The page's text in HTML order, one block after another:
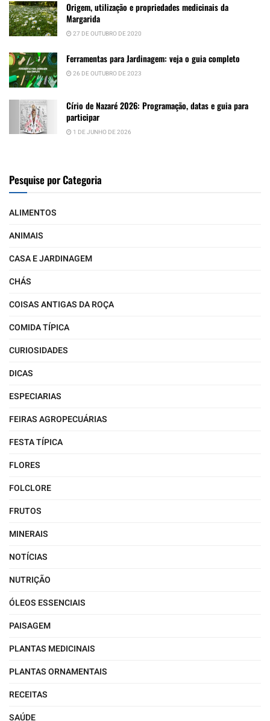
Origem, utilização e propriedades medicinais da
Margarida
27 DE OUTUBRO DE 2020
Ferramentas para Jardinagem: veja o guia completo
26 DE OUTUBRO DE 2023
Círio de Nazaré 2026: Programação, datas e guia para
participar
1 DE JUNHO DE 2026
Pesquise por Categoria
ALIMENTOS
ANIMAIS
CASA E JARDINAGEM
CHÁS
COISAS ANTIGAS DA ROÇA
COMIDA TÍPICA
CURIOSIDADES
DICAS
ESPECIARIAS
FEIRAS AGROPECUÁRIAS
FESTA TÍPICA
FLORES
FOLCLORE
FRUTOS
MINERAIS
NOTÍCIAS
NUTRIÇÃO
ÓLEOS ESSENCIAIS
PAISAGEM
PLANTAS MEDICINAIS
PLANTAS ORNAMENTAIS
RECEITAS
SAÚDE